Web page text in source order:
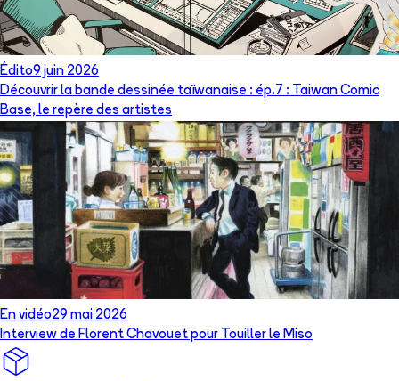
Édito9 juin 2026
Découvrir la bande dessinée taïwanaise : ép.7 : Taiwan Comic
Base, le repère des artistes
En vidéo29 mai 2026
Interview de Florent Chavouet pour Touiller le Miso